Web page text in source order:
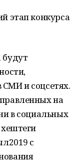
этап конкурса
будут
и соцсетях.
на
в социальных
с